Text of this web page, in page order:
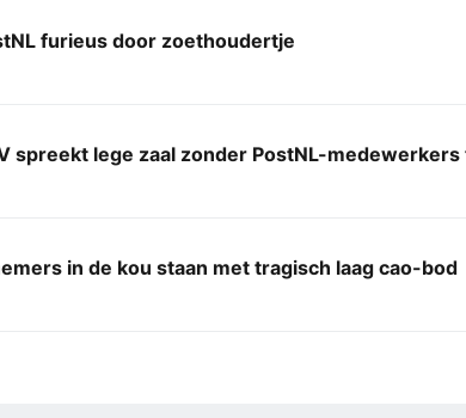
furieus door zoethoudertje
spreekt lege zaal zonder PostNL-medewerkers
in de kou staan met tragisch laag cao-bod